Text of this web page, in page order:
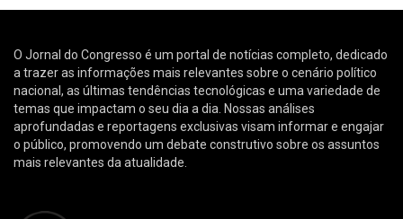
O Jornal do Congresso é um portal de notícias completo, dedicado
a trazer as informações mais relevantes sobre o cenário político
nacional, as últimas tendências tecnológicas e uma variedade de
temas que impactam o seu dia a dia. Nossas análises
aprofundadas e reportagens exclusivas visam informar e engajar
o público, promovendo um debate construtivo sobre os assuntos
mais relevantes da atualidade.